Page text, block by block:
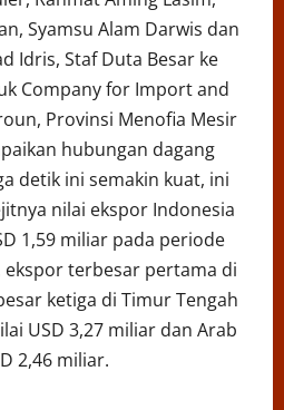
Syamsu Alam Darwis dan
Idris, Staf Duta Besar ke
Company for Import and
Provinsi Menofia Mesir
hubungan dagang
detik ini semakin kuat, ini
nilai ekspor Indonesia
1,59 miliar pada periode
ekspor terbesar pertama di
ketiga di Timur Tengah
USD 3,27 miliar dan Arab
2,46 miliar.